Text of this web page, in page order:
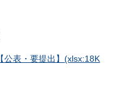
公表・要提出】(xlsx:18K